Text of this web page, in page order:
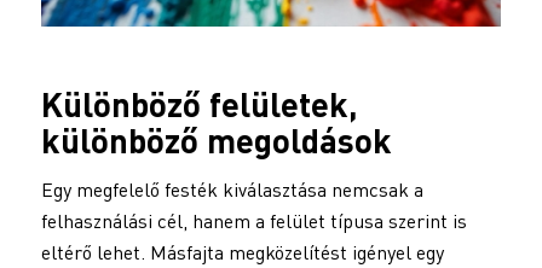
Különböző felületek,
különböző megoldások
Egy megfelelő festék kiválasztása nemcsak a
felhasználási cél, hanem a felület típusa szerint is
eltérő lehet. Másfajta megközelítést igényel egy